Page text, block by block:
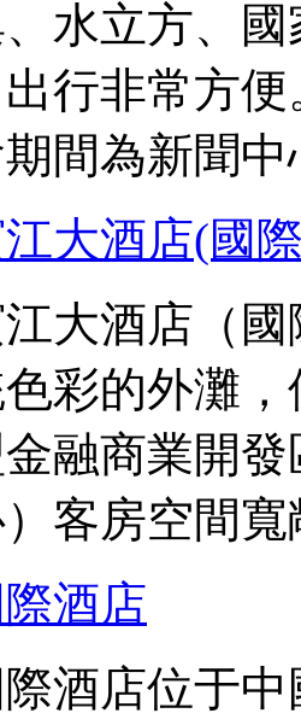
水立方、
行非常方
間為新聞
江大酒店(國
江大酒店（
色彩的外灘
融商業開
客房空間
酒店
酒店位于